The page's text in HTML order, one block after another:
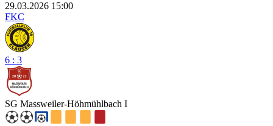
29.03.2026 15:00
FKC
6 : 3
SG Massweiler-Höhmühlbach I